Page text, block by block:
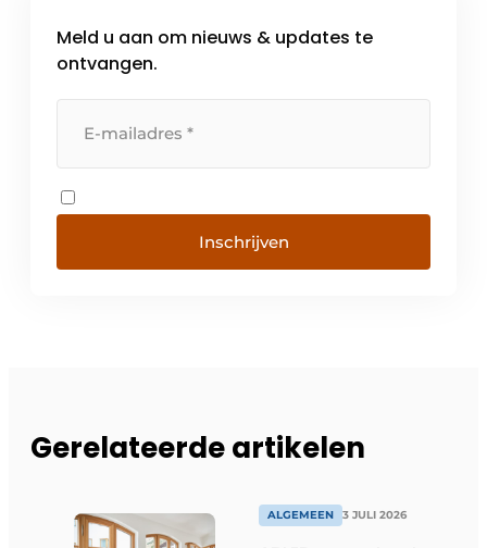
Meld u aan om nieuws & updates te
ontvangen.
Inschrijven
Gerelateerde artikelen
ALGEMEEN 3 JULI 2026